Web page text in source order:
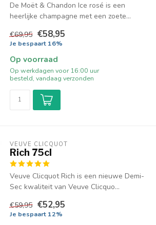
De Moët & Chandon Ice rosé is een
heerlijke champagne met een zoete...
€69,95 €58,95
Je bespaart 16%
Op voorraad
Op werkdagen voor 16:00 uur
besteld, vandaag verzonden
VEUVE CLICQUOT
Rich 75cl
Veuve Clicquot Rich is een nieuwe Demi-
Sec kwaliteit van Veuve Clicquo...
€59,95 €52,95
Je bespaart 12%